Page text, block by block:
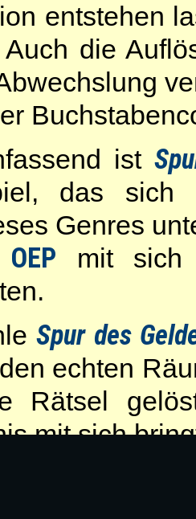
entstehen
Auch die
ist
das sich
Genres
mit sich
Spur des
echten
Rätsel
mit sich